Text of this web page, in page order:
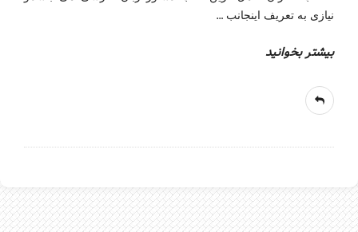
نیازی به تعریف اینجانب …
بیشتر بخوانید